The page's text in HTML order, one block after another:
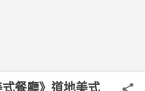
餐廳》道地美式